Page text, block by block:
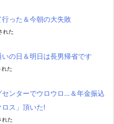
った＆今朝の大失敗
れた
の日＆明日は長男帰省です
た
センターでウロウロ…＆年金振込
ス」頂いた!
れた